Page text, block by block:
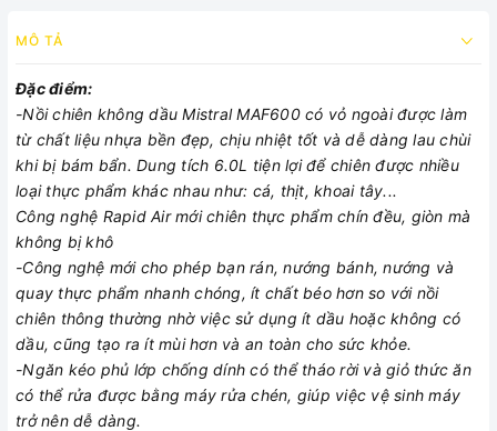
MÔ TẢ
Đặc điểm:
-Nồi chiên không dầu Mistral MAF600 có vỏ ngoài được làm
từ chất liệu nhựa bền đẹp, chịu nhiệt tốt và dễ dàng lau chùi
khi bị bám bẩn. Dung tích 6.0L tiện lợi để chiên được nhiều
loại thực phẩm khác nhau như: cá, thịt, khoai tây...
Công nghệ Rapid Air mới chiên thực phẩm chín đều, giòn mà
không bị khô
-Công nghệ mới cho phép bạn rán, nướng bánh, nướng và
quay thực phẩm nhanh chóng, ít chất béo hơn so với nồi
chiên thông thường nhờ việc sử dụng ít dầu hoặc không có
dầu, cũng tạo ra ít mùi hơn và an toàn cho sức khỏe.
-Ngăn kéo phủ lớp chống dính có thể tháo rời và giỏ thức ăn
có thể rửa được bằng máy rửa chén, giúp việc vệ sinh máy
trở nên dễ dàng.